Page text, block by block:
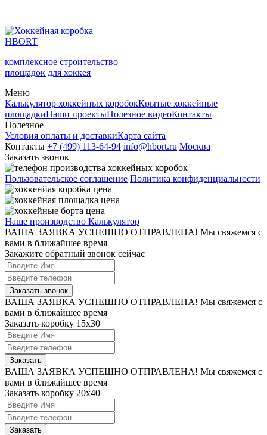
HBORT
комплексное строительство
площадок для хоккея
Меню
Калькулятор хоккейных коробокКрытые хоккейные
площадкиНаши проектыПолезное видеоКонтакты
Полезное
Условия оплаты и доставкиКарта сайта
Контакты +7 (499) 113-64-94 info@hbort.ru Москва
Заказать звонок
Пользовательское соглашение Политика конфиденциальности
Наше производство Калькулятор
ВАША ЗАЯВКА УСПЕШНО ОТПРАВЛЕНА! Мы свяжемся с
вами в ближайшее время
Закажите обратный звонок сейчас
Заказать звонок
ВАША ЗАЯВКА УСПЕШНО ОТПРАВЛЕНА! Мы свяжемся с
вами в ближайшее время
Заказать коробку 15х30
Заказать
ВАША ЗАЯВКА УСПЕШНО ОТПРАВЛЕНА! Мы свяжемся с
вами в ближайшее время
Заказать коробку 20x40
Заказать